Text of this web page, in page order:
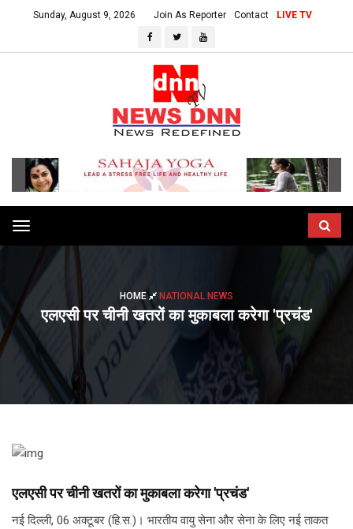
Sunday, August 9, 2026 Join As Reporter Contact LIVE TV
Toggle
navigation
HOME NATIONAL NEWS
एलएसी पर चीनी खतरों का मुकाबला करेगा 'प्रचंड'
एलएसी पर चीनी खतरों का मुकाबला करेगा 'प्रचंड'
नई दिल्ली, 06 अक्टूबर (हि.स.)। भारतीय वायु सेना और सेना के लिए नई ताकत